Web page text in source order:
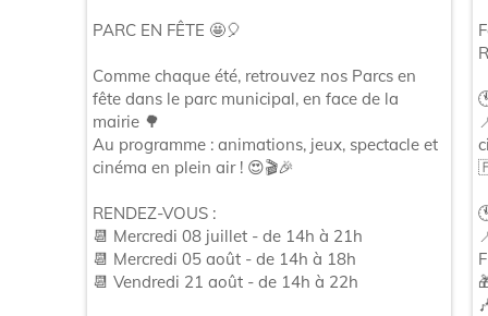
PARC EN FÊTE 🤩🎈
Comme chaque été, retrouvez nos Parcs en
fête dans le parc municipal, en face de la
mairie 🌳
Au programme : animations, jeux, spectacle et
cinéma en plein air ! 😍🎬🎉
RENDEZ-VOUS :
📆 Mercredi 08 juillet - de 14h à 21h
📆 Mercredi 05 août - de 14h à 18h
📆 Vendredi 21 août - de 14h à 22h